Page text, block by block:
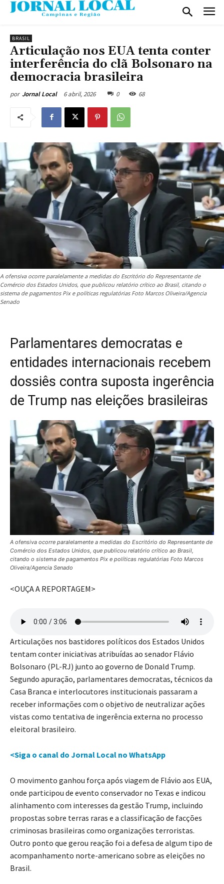
BRASIL
Articulação nos EUA tenta conter
interferência do clã Bolsonaro na
democracia brasileira
por Jornal Local 6 abril, 2026 0 68
A ofensiva ocorre paralelamente a medidas do Escritório do Representante de
Comércio dos Estados Unidos, que publicou relatório crítico ao Brasil, citando o
sistema de pagamentos Pix e políticas regulatórias Foto Marcos Oliveira/Agencia
Senado
Parlamentares democratas e
entidades internacionais recebem
dossiês contra suposta ingerência
de Trump nas eleições brasileiras
A ofensiva ocorre paralelamente a medidas do Escritório do Representante de
Comércio dos Estados Unidos, que publicou relatório crítico ao Brasil,
citando o sistema de pagamentos Pix e políticas regulatórias Foto Marcos
Oliveira/Agencia Senado
<OUÇA A REPORTAGEM>
Articulações nos bastidores políticos dos Estados Unidos
tentam conter iniciativas atribuídas ao senador Flávio
Bolsonaro (PL-RJ) junto ao governo de Donald Trump.
Segundo apuração, parlamentares democratas, técnicos da
Casa Branca e interlocutores institucionais passaram a
receber informações com o objetivo de neutralizar ações
vistas como tentativa de ingerência externa no processo
eleitoral brasileiro.
<Siga o canal do Jornal Local no WhatsApp
O movimento ganhou força após viagem de Flávio aos EUA,
onde participou de evento conservador no Texas e indicou
alinhamento com interesses da gestão Trump, incluindo
propostas sobre terras raras e a classificação de facções
criminosas brasileiras como organizações terroristas.
Outro ponto que gerou reação foi a defesa de algum tipo de
acompanhamento norte-americano sobre as eleições no
Brasil.